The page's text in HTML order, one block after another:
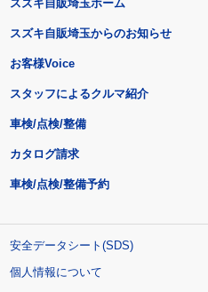
スズキ自販埼玉ホーム
スズキ自販埼玉からのお知らせ
お客様Voice
スタッフによるクルマ紹介
車検/点検/整備
カタログ請求
車検/点検/整備予約
安全データシート(SDS)
個人情報について